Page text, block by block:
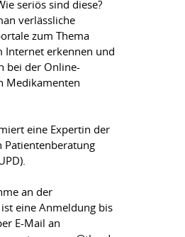
seriös sind diese?
verlässliche
zum Thema
Internet erkennen und
bei der Online-
Medikamenten
eine Expertin der
Patientenberatung
an der
eine Anmeldung bis
E-Mail an